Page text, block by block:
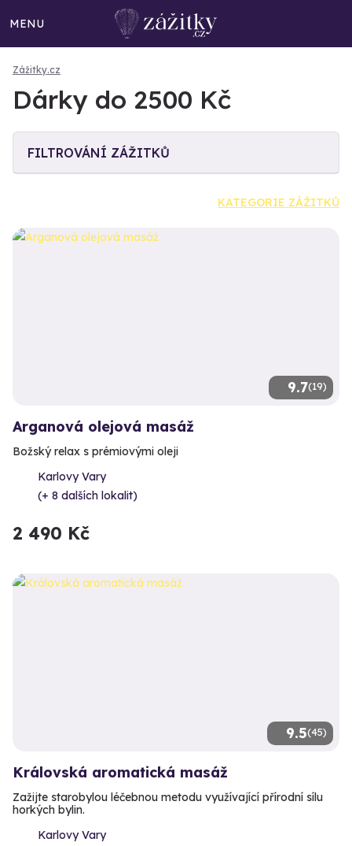
MENU
Zážitky.cz
Dárky do 2500 Kč
FILTROVÁNÍ ZÁŽITKŮ
KATEGORIE ZÁŽITKŮ
9.7(19)
Arganová olejová masáž
Božský relax s prémiovými oleji
Karlovy Vary
(+ 8 dalších lokalit)
2 490 Kč
9.5(45)
Královská aromatická masáž
Zažijte starobylou léčebnou metodu využívající přírodní sílu
horkých bylin.
Karlovy Vary